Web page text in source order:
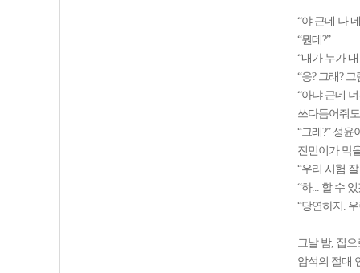
“야 근데 나
“뭔데?”
“내가 누가
“응? 그래?
“아냐 근데
쓰다듬어줘
“그래?” 성
진민이가 막
“우리 시험 잘
“하... 할 수 있
“당연하지.
그날 밤, 집
암석의 절대